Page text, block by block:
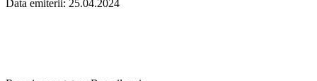
Data emiterii: 25.04.2024